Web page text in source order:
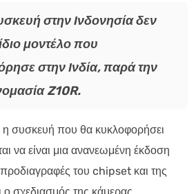
στην Ινδονησία δεν
μοντέλο που
στην Ινδία, παρά την
Z10R.
η συσκευή που θα κυκλοφορήσει
να είναι μια ανανεωμένη έκδοση
του chipset και της
σχεδιασμός της κάμερας,